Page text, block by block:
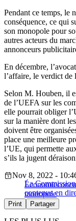
Pendant ce temps, le
conséquence, ce qui
son monopole pour
autres acteurs du
annonceurs
En décembre,
l’affaire, le verdict de
Selon M. Houben, il
de l’UEFA sur les
elle pourrait obliger
sur la manière dont
doivent être
place une meilleure
l’UE, qui permette
s’ils la jugent
La Commission
contenus en
Nov 8, 2022 -
Économie
monopole
Print Partager